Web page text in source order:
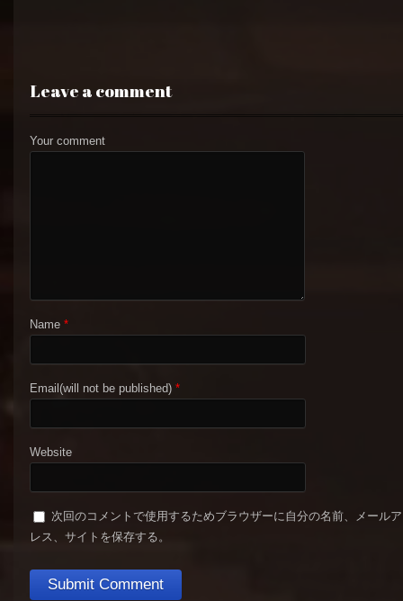
Leave a comment
Your comment
Name *
Email(will not be published) *
Website
次回のコメントで使用するためブラウザーに自分の名前、メール
レス、サイトを保存する。